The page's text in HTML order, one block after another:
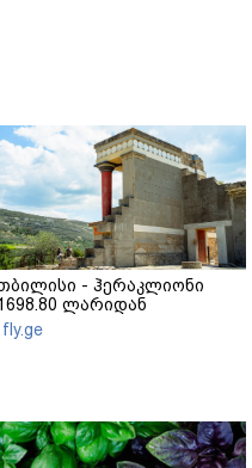
- ჰერაკლიონი
ლარიდან
fly.ge